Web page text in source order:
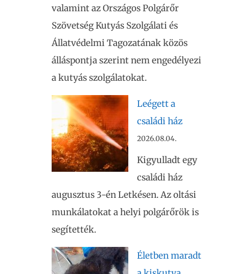
valamint az Országos Polgárőr
Szövetség Kutyás Szolgálati és
Állatvédelmi Tagozatának közös
álláspontja szerint nem engedélyezi
a kutyás szolgálatokat.
Leégett a
családi ház
2026.08.04.
Kigyulladt egy
családi ház
augusztus 3-én Letkésen. Az oltási
munkálatokat a helyi polgárőrök is
segítették.
Életben maradt